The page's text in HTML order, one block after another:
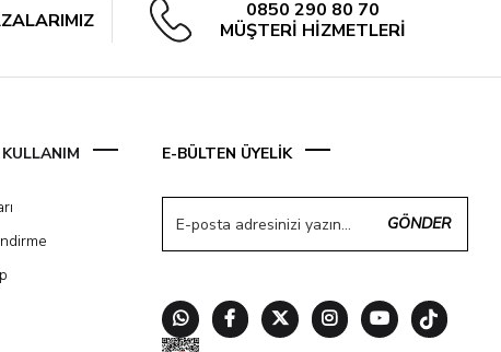
0850 290 80 70
MÜŞTERİ HİZMETLERİ
E-BÜLTEN ÜYELİK
GÖNDER